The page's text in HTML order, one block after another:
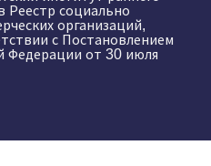
Реестр социально
организаций,
с Постановлением
Федерации от 30 июля